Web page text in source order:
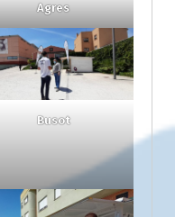
Agres
Busot